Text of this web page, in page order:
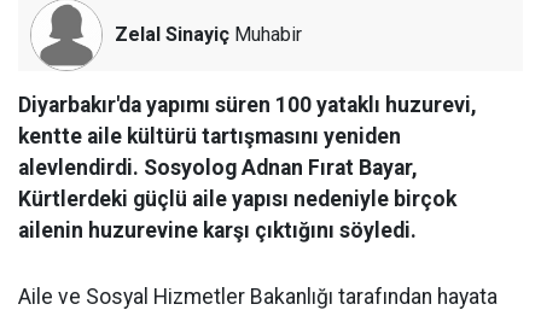
Zelal Sinayiç Muhabir
Diyarbakır'da yapımı süren 100 yataklı huzurevi,
kentte aile kültürü tartışmasını yeniden
alevlendirdi. Sosyolog Adnan Fırat Bayar,
Kürtlerdeki güçlü aile yapısı nedeniyle birçok
ailenin huzurevine karşı çıktığını söyledi.
Aile ve Sosyal Hizmetler Bakanlığı tarafından hayata